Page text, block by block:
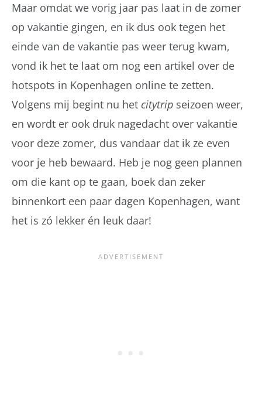
Maar omdat we vorig jaar pas laat in de zomer
op vakantie gingen, en ik dus ook tegen het
einde van de vakantie pas weer terug kwam,
vond ik het te laat om nog een artikel over de
hotspots in Kopenhagen online te zetten.
Volgens mij begint nu het citytrip seizoen weer,
en wordt er ook druk nagedacht over vakantie
voor deze zomer, dus vandaar dat ik ze even
voor je heb bewaard. Heb je nog geen plannen
om die kant op te gaan, boek dan zeker
binnenkort een paar dagen Kopenhagen, want
het is zó lekker én leuk daar!